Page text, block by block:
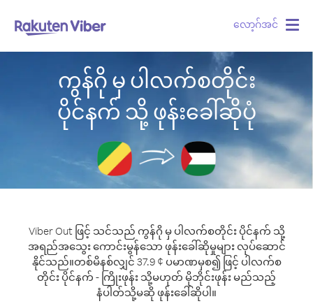
လော့ဂ်အင်
ကွန်ဂို မှ ပါလက်စတိုင်း
ပိုင်နက် သို့ ဖုန်းခေါ်ဆိုပုံ
Viber Out ဖြင့် သင်သည် ကွန်ဂို မှ ပါလက်စတိုင်း ပိုင်နက် သို့
အရည်အသွေး ကောင်းမွန်သော ဖုန်းခေါ်ဆိုမှုများ လုပ်ဆောင်
နိုင်သည်။တစ်မိနစ်လျှင် 37.9 ¢ ပမာဏမှစ၍ ဖြင့် ပါလက်စ
တိုင်း ပိုင်နက် - ကြိုးဖုန်း သို့မဟုတ် မိုဘိုင်းဖုန်း မည်သည့်
နံပါတ်သို့မဆို ဖုန်းခေါ်ဆိုပါ။